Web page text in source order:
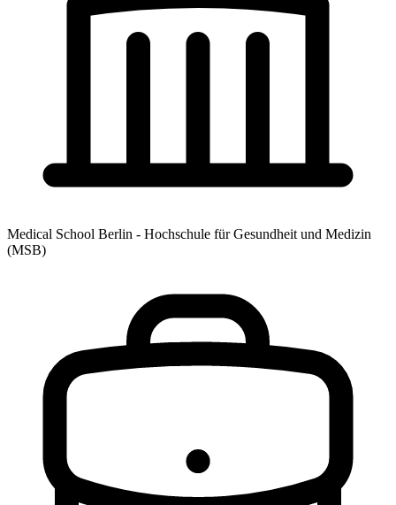
Medical School Berlin - Hochschule für Gesundheit und Medizin
(MSB)